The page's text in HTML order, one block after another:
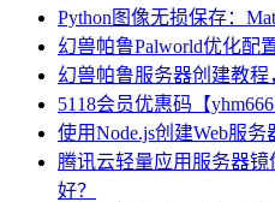
Python图像无损保存：
幻兽帕鲁Palworld优化配
幻兽帕鲁服务器创建教程
5118会员优惠码【
使用Node.js创建Web服务
腾讯云轻量应用服务器
好？